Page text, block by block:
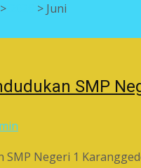
> > Juni
SMP
Negeri 1